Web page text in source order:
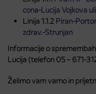
cona-Lucija Vojkova
Linija 1.1.2 Piran-
zdrav.-Strunjan
Informacije o
Lucija (telefon 05 – 671-
Želimo vam varno in